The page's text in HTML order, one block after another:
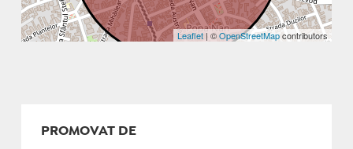
Leaflet | ©OpenStreetMapcontributors
PROMOVAT DE